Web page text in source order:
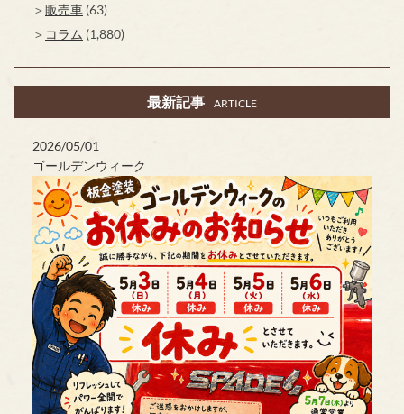
販売車 (63)
コラム (1,880)
最新記事 ARTICLE
2026/05/01
ゴールデンウィーク